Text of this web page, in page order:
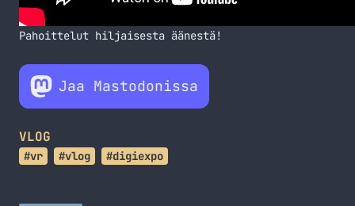
Pahoittelut hiljaisesta äänestä!
Jaa Mastodonissa
VLOG
#vr #vlog #digiexpo